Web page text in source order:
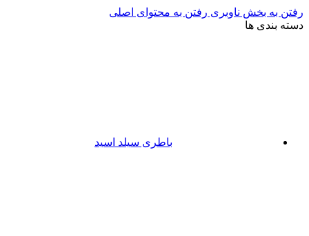
رفتن به بخش ناوبری رفتن به محتوای اصلی
دسته بندی ها
باطری سیلد اسید